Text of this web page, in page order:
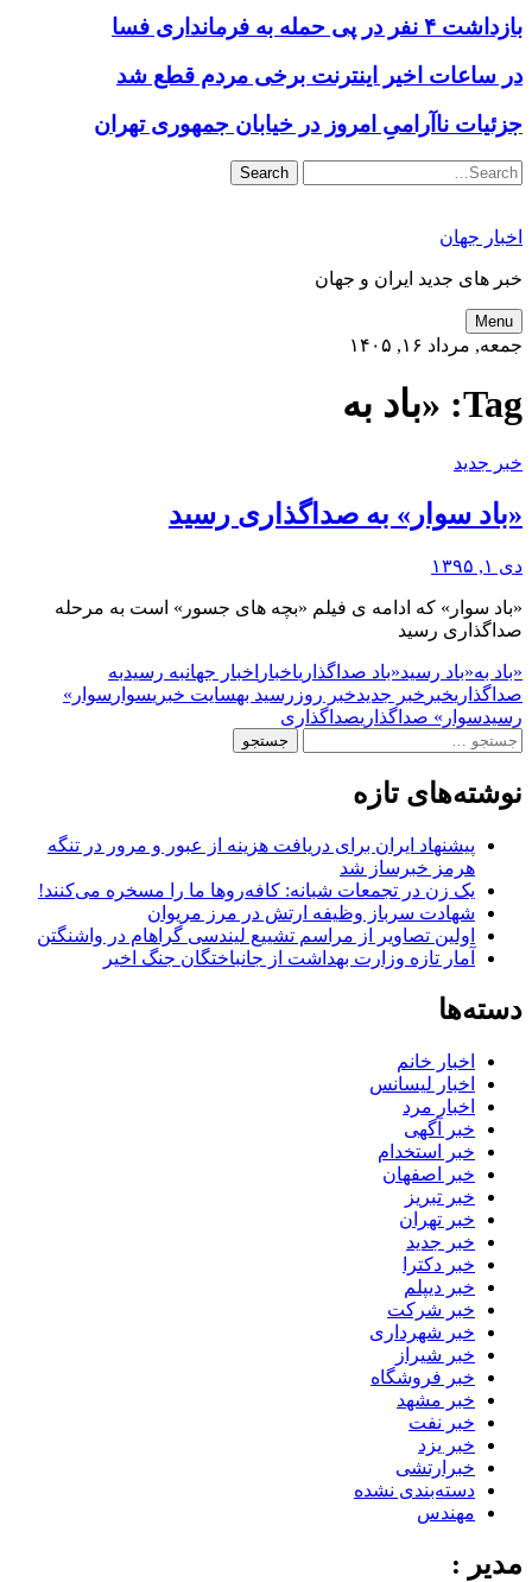
بازداشت ۴ نفر در پی حمله به فرمانداری فسا
در ساعات اخیر اینترنت برخی مردم قطع شد
جزئیات ناآرامیِ امروز در خیابان جمهوری تهران
Search
اخبار جهان
خبر های جدید ایران و جهان
Menu
جمعه, مرداد ۱۶, ۱۴۰۵
Tag: «باد به
خبر جدید
«باد سوار» به صداگذاری رسید
دی ۱, ۱۳۹۵
«باد سوار» که ادامه ی فیلم «بچه های جسور» است به مرحله
صداگذاری رسید
«باد به«باد رسید«باد صداگذاریاخبار اخبار جهانبه رسیدبه
صداگذاریخبر خبر جدیدخبر روز رسید بهسایت خبریسوار سوار»
رسیدسوار» صداگذاریصداگذاری
جستجو
نوشته‌های تازه
پیشنهاد ایران برای دریافت هزینه از عبور و مرور در تنگه
هرمز خبرساز شد
یک زن در تجمعات شبانه: کافه‌روها ما را مسخره می‌کنند!
شهادت سرباز وظیفه ارتش در مرز مریوان
اولین تصاویر از مراسم تشییع لیندسی گراهام در واشنگتن
آمار تازه وزارت بهداشت از جانباختگان جنگ اخیر
دسته‌ها
اخبار خانم
اخبار لیسانس
اخبار مرد
خبر آگهی
خبر استخدام
خبر اصفهان
خبر تبریز
خبر تهران
خبر جدید
خبر دکترا
خبر دیپلم
خبر شرکت
خبر شهرداری
خبر شیراز
خبر فروشگاه
خبر مشهد
خبر نفت
خبر یزد
خبرارتشی
دسته‌بندی نشده
مهندس
مدیر :